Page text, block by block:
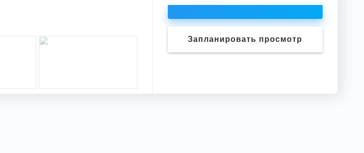
Запланировать просмотр